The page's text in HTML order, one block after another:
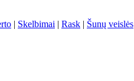
| Skelbimai | Rask | Šunų veislės